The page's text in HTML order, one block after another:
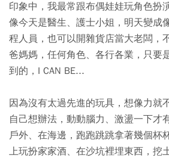
印象中，我最常跟布偶娃娃玩角色扮
像今天是醫生、護士小姐，明天變成
程人員，也可以開雜貨店當大老闆，
爸媽媽，任何角色、各行各業，只要
到的，I CAN BE...
因為沒有太過先進的玩具，想像力就
自己想辦法，動動腦力、激盪一下才
戶外、在海邊，跑跑跳跳拿著幾個杯
上玩扮家家酒、在沙坑裡埋東西，挖